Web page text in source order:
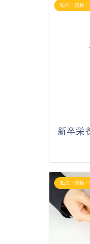
勉強・資格・
新卒栄
勉強・資格・